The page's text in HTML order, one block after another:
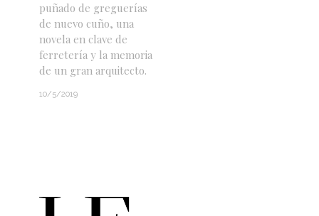
puñado de greguerías
de nuevo cuño, una
novela en clave de
ferretería y la memoria
de un gran arquitecto.
10/5/2019